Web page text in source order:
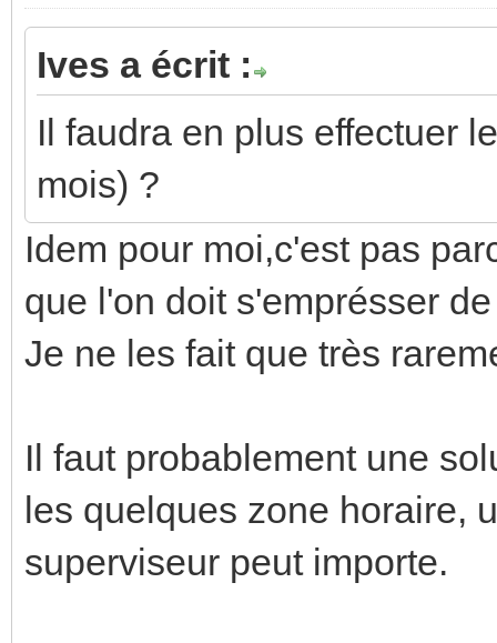
Ives a écrit :
Il faudra en plus effectuer
mois) ?
Idem pour moi,c'est pas
que l'on doit s'emprésser
Je ne les fait que très
Il faut probablement une
les quelques zone horaire,
superviseur peut importe.